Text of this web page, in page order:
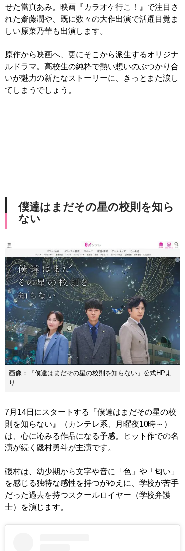
せた當真あみ。映画『カラオケ行こ！』で注目さ
れた齋藤潤や、既に数々の大作出演で活躍目覚ま
しい原菜乃華も出演します。
原作から映画へ、更にそこから派生するオリジナ
ルドラマ。高校生の純粋で熱い想いのぶつかり合
いが魅力の新たなストーリーに、きっとまた涙し
てしまうでしょう。
僕達はまだその星の校則を知ら
ない
画像：『僕達はまだその星の校則を知らない』公式HPよ
り
7月14日にスタートする『僕達はまだその星の校
則を知らない』（カンテレ系、月曜夜10時～）
は、心に沁みる作品になる予感。ヒット作での名
演が続く磯村勇斗が主演です。
磯村は、幼少期から文字や音に「色」や「匂い」
を感じる独特な感性を持つがゆえに、学校が苦手
だった過去を持つスクールロイヤー（学校弁護
士）を演じます。